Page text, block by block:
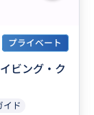
プライベート
ビング・ク
イド